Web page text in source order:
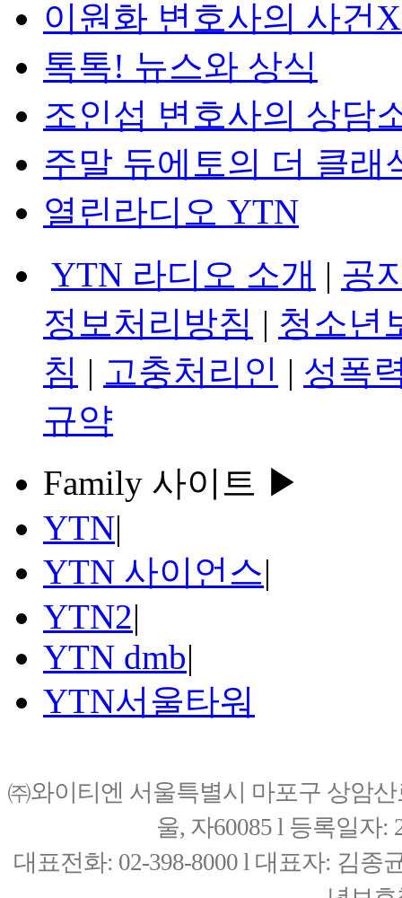
이원화 변호사의 사건
톡톡! 뉴스와 상식
조인섭 변호사의 상담
주말 듀에토의 더 클래
열린라디오 YTN
YTN 라디오 소개 | 공
정보처리방침 | 청소년
침 | 고충처리인 | 성폭
규약
Family 사이트 ▶
YTN|
YTN 사이언스|
YTN2|
YTN dmb|
YTN서울타워
㈜와이티엔 서울특별시 마포구 상암
울, 자60085 l 등록일자:
대표전화: 02-398-8000 l 대표자: 김종